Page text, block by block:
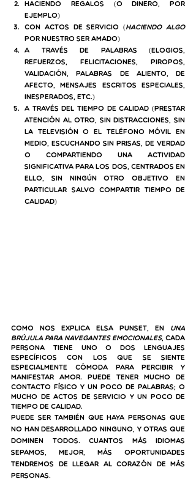
Haciendo regalos (o dinero, por
ejemplo)
Con actos de servicio (haciendo algo
por nuestro ser amado)
A través de palabras (elogios,
refuerzos, felicitaciones, piropos,
validación, palabras de aliento, de
afecto, mensajes escritos especiales,
inesperados, etc.)
A través del tiempo de calidad (prestar
atención al otro, sin distracciones, sin
la televisión o el teléfono móvil en
medio, escuchando sin prisas, de verdad
o compartiendo una actividad
significativa para los dos, centrados en
ello, sin ningún otro objetivo en
particular salvo compartir tiempo de
calidad)
Como nos explica Elsa Punset, en Una
brújula para navegantes emocionales, cada
persona tiene uno o dos lenguajes
específicos con los que se siente
especialmente cómoda para percibir y
manifestar amor. Puede tener mucho de
contacto físico y un poco de palabras; o
mucho de actos de servicio y un poco de
tiempo de calidad.
Puede ser también que haya personas que
no han desarrollado ninguno, y otras que
dominen todos. Cuantos más idiomas
sepamos, mejor, más oportunidades
tendremos de llegar al corazón de más
personas.